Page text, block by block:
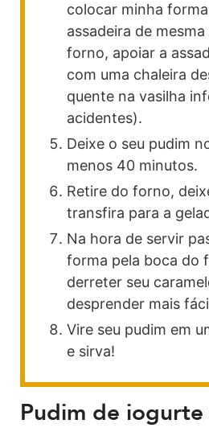
colocar minha
assadeira de
forno, apoiar a
com uma chaleira
quente na vasilha
acidentes).
Deixe o seu pudim
menos 40 minutos.
Retire do forno,
transfira para a
Na hora de servir
forma pela boca do
derreter seu
desprender mais
Vire seu pudim em
e sirva!
Pudim de iogurte